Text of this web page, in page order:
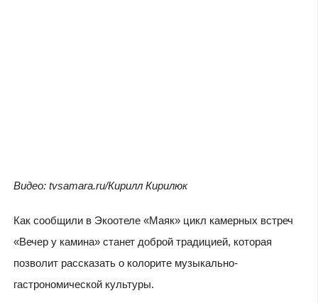
Видео: tvsamara.ru/Кирилл Кирилюк
Как сообщили в Экоотеле «Маяк» цикл камерных встреч
«Вечер у камина» станет доброй традицией, которая
позволит рассказать о колорите музыкально-
гастрономической культуры.